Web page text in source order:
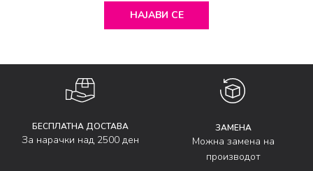
НАЈАВИ СЕ
БЕСПЛАТНА ДОСТАВА
За нарачки над 2500 ден
ЗАМЕНА
Можна замена на
производот